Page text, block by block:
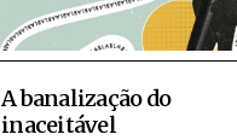
A banalização do
inaceitável